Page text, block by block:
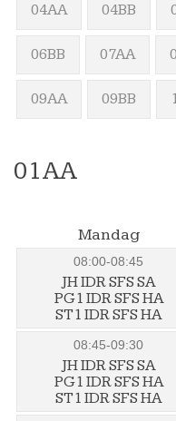
04AA 04BB
06BB 07AA
09AA 09BB
01AA
Mandag
08:00-08:45
JH IDR SFS SA
PG1 IDR SFS HA
ST1 IDR SFS HA
08:45-09:30
JH IDR SFS SA
PG1 IDR SFS HA
ST1 IDR SFS HA